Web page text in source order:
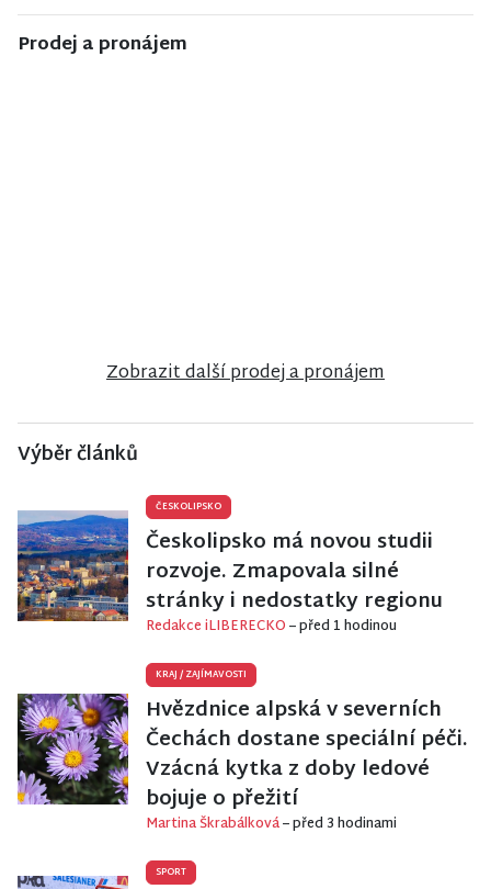
Prodej a pronájem
Zobrazit další prodej a pronájem
Výběr článků
ČESKOLIPSKO
Českolipsko má novou studii
rozvoje. Zmapovala silné
stránky i nedostatky regionu
Redakce iLIBERECKO– před 1 hodinou
KRAJ /ZAJÍMAVOSTI
Hvězdnice alpská v severních
Čechách dostane speciální péči.
Vzácná kytka z doby ledové
bojuje o přežití
Martina Škrabálková– před 3 hodinami
SPORT